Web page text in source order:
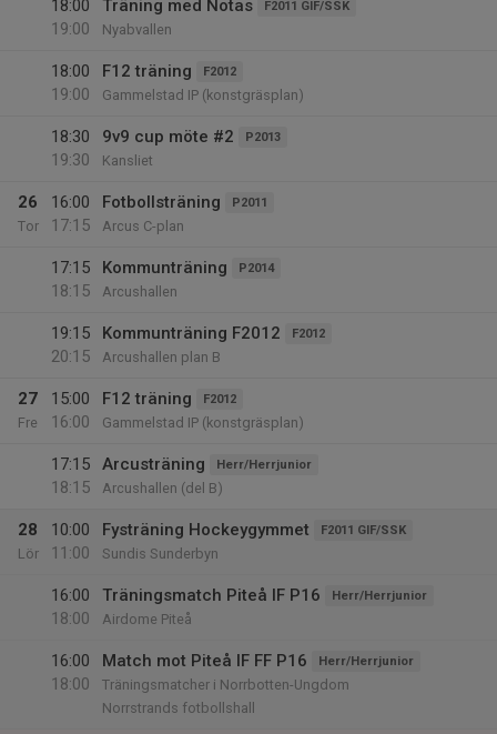
18:00
19:00
Träning med Notas F2011 GIF/SSK
Nyabvallen
18:00
19:00
F12 träning F2012
Gammelstad IP (konstgräsplan)
18:30
19:30
9v9 cup möte #2 P2013
Kansliet
26
Tor
16:00
17:15
Fotbollsträning P2011
Arcus C-plan
17:15
18:15
Kommunträning P2014
Arcushallen
19:15
20:15
Kommunträning F2012 F2012
Arcushallen plan B
27
Fre
15:00
16:00
F12 träning F2012
Gammelstad IP (konstgräsplan)
17:15
18:15
Arcusträning Herr/Herrjunior
Arcushallen (del B)
28
Lör
10:00
11:00
Fysträning Hockeygymmet F2011 GIF/SSK
Sundis Sunderbyn
16:00
18:00
Träningsmatch Piteå IF P16 Herr/Herrjunior
Airdome Piteå
16:00
18:00
Match mot Piteå IF FF P16 Herr/Herrjunior
Träningsmatcher i Norrbotten-Ungdom
Norrstrands fotbollshall